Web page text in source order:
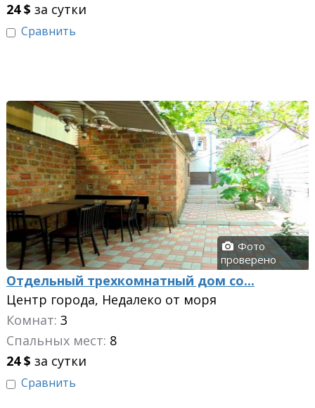
24 $ за сутки
Сравнить
Фото
проверено
Отдельный трехкомнатный дом со...
Центр города, Недалеко от моря
Комнат: 3
Спальных мест: 8
24 $ за сутки
Сравнить